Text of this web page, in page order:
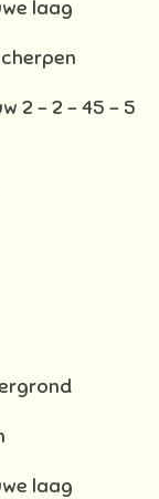
laag
2 – 2 – 45 – 5
laag